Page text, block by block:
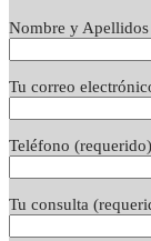
Nombre y
Tu correo
Teléfono (requerido)
Tu consulta